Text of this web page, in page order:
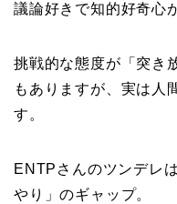
議論好きで知的好奇心
挑戦的な態度が「突き
もありますが、実は人
す。
ENTPさんのツンデレ
やり」のギャップ。